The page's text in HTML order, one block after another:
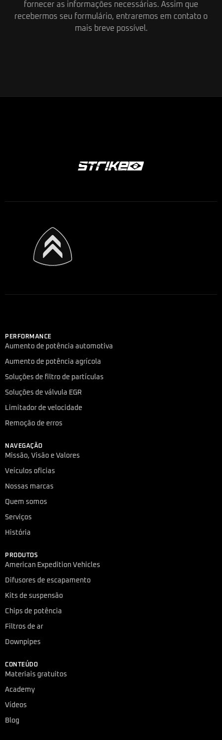
fornecer as informações necessárias. Assim que
recebermos seu formulário, entraremos em contato o
mais breve possível.
PERFORMANCE
Aumento de potência automotiva
Aumento de potência agrícola
Soluções de filtro de partículas
Soluções de válvula EGR
Limitador de velocidade
Remoção de erros
NAVEGAÇÃO
Missão, Visão e Valores
Veículos oficias
Nossas marcas
Quem somos
Serviços
História
PRODUTOS
American Expedition Vehicles
Difusores de escapamento
Kits de suspensão
Chips de potência
Filtros de ar
Downpipes
CONTEÚDO
Materiais gratuitos
Academy
Vídeos
Blog